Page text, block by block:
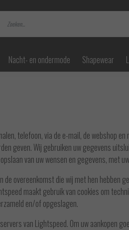
Nacht- en ondermode Shapewear
telefoon, via de e-mail, de webshop
geven. Wij gebruiken uw gegevens
van uw wensen en gegevens, met
overeenkomst die wij met hen
maakt gebruik van cookies om
en/of opgeslagen.
van Lightspeed. Om uw aankopen